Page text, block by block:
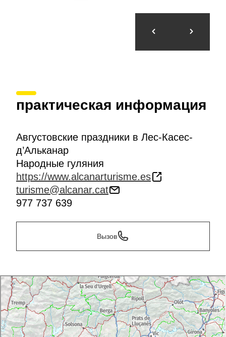
практическая информация
Августовские праздники в Лес-Касес-
д’Альканар
Народные гуляния
https://www.alcanarturisme.es
turisme@alcanar.cat
977 737 639
Вызов